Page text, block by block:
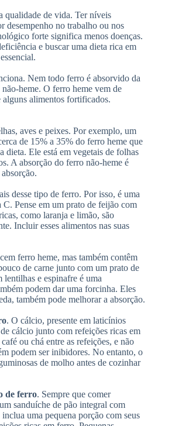
qualidade de vida. Ter níveis
desempenho no trabalho ou nos
forte significa menos doenças.
e buscar uma dieta rica em
Nem todo ferro é absorvido da
heme. O ferro heme vem de
alguns alimentos fortificados.
aves e peixes. Por exemplo, um
de 15% a 35% do ferro heme que
dieta. Ele está em vegetais de folhas
A absorção do ferro não-heme é
desse tipo de ferro. Por isso, é uma
Pense em um prato de feijão com
como laranja e limão, são
Incluir esses alimentos nas suas
ferro heme, mas também contêm
de carne junto com um prato de
e espinafre é uma
podem dar uma forcinha. Eles
também pode melhorar a absorção.
. O cálcio, presente em laticínios
cálcio junto com refeições ricas em
ou chá entre as refeições, e não
podem ser inibidores. No entanto, o
de molho antes de cozinhar
de ferro. Sempre que comer
sanduíche de pão integral com
uma pequena porção com seus